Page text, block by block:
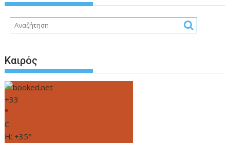
Καιρός
+33
°
C
H:+35°